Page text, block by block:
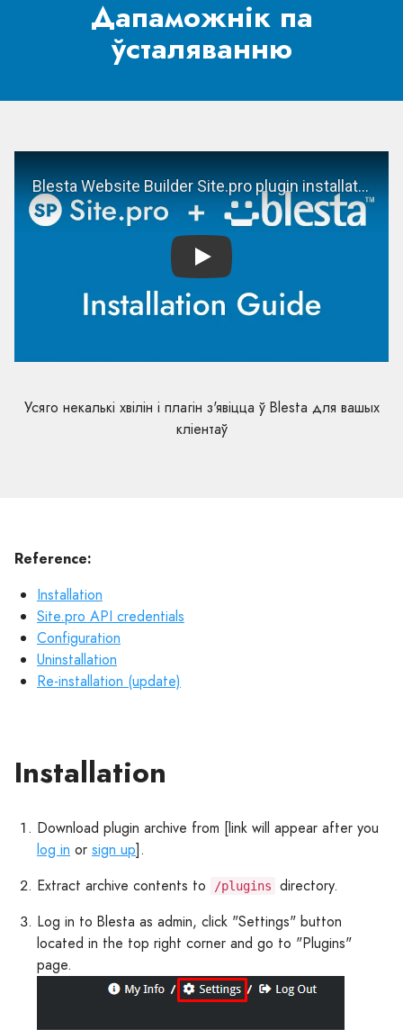
Дапаможнік па
ўсталяванню
Play
Усяго некалькі хвілін і плагін з'явіцца ў Blesta для вашых
кліентаў
Reference:
Installation
Site.pro API credentials
Configuration
Uninstallation
Re-installation (update)
Installation
Download plugin archive from [link will appear after you
log in or sign up].
Extract archive contents to
/plugins
directory.
Log in to Blesta as admin, click "Settings" button
located in the top right corner and go to "Plugins"
page.